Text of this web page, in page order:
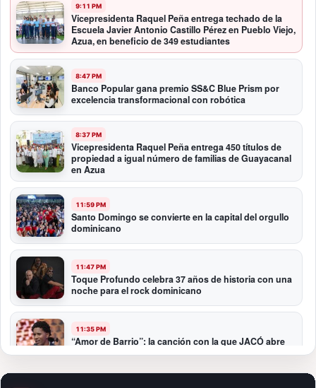
9:11 PM
Vicepresidenta Raquel Peña entrega techado de la
Escuela Javier Antonio Castillo Pérez en Pueblo Viejo,
Azua, en beneficio de 349 estudiantes
8:47 PM
Banco Popular gana premio SS&C Blue Prism por
excelencia transformacional con robótica
8:37 PM
Vicepresidenta Raquel Peña entrega 450 títulos de
propiedad a igual número de familias de Guayacanal
en Azua
11:59 PM
Santo Domingo se convierte en la capital del orgullo
dominicano
11:47 PM
Toque Profundo celebra 37 años de historia con una
noche para el rock dominicano
11:35 PM
“Amor de Barrio”: la canción con la que JACÓ abre
un nuevo capítulo en la bachata